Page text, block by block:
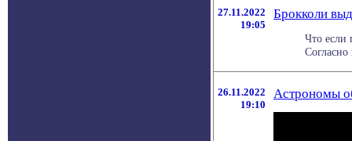
27.11.2022
19:05
Брокколи
Что если
26.11.2022
19:10
Астрономы